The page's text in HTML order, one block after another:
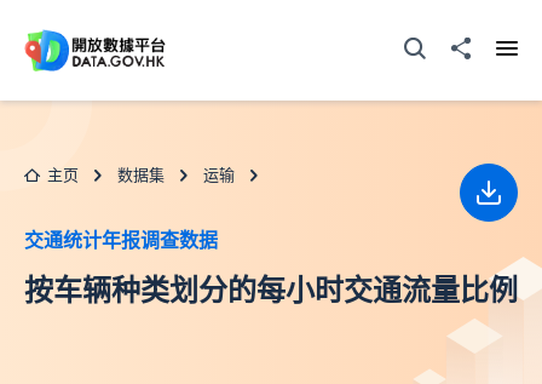
打开搜寻器分享至
主页 数据集 运输
交通统计年报调查数据
按车辆种类划分的每小时交通流量比例
下载